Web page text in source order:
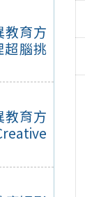
教育方
超腦挑
教育方